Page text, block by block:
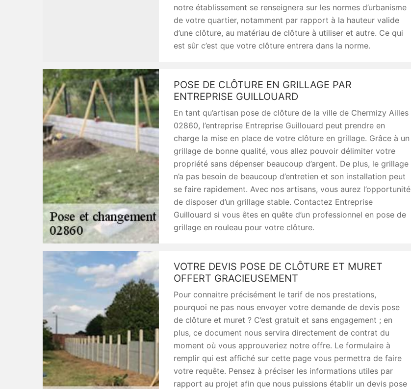
notre établissement se renseignera sur les normes d’urbanisme
de votre quartier, notamment par rapport à la hauteur valide
d’une clôture, au matériau de clôture à utiliser et autre. Ce qui
est sûr c’est que votre clôture entrera dans la norme.
POSE DE CLÔTURE EN GRILLAGE PAR
ENTREPRISE GUILLOUARD
En tant qu’artisan pose de clôture de la ville de Chermizy Ailles
02860, l’entreprise Entreprise Guillouard peut prendre en
charge la mise en place de votre clôture en grillage. Grâce à un
grillage de bonne qualité, vous allez pouvoir délimiter votre
propriété sans dépenser beaucoup d’argent. De plus, le grillage
n’a pas besoin de beaucoup d’entretien et son installation peut
se faire rapidement. Avec nos artisans, vous aurez l’opportunité
de disposer d’un grillage stable. Contactez Entreprise
Guillouard si vous êtes en quête d’un professionnel en pose de
grillage en rouleau pour votre clôture.
VOTRE DEVIS POSE DE CLÔTURE ET MURET
OFFERT GRACIEUSEMENT
Pour connaitre précisément le tarif de nos prestations,
pourquoi ne pas nous envoyer votre demande de devis pose
de clôture et muret ? C’est gratuit et sans engagement ; en
plus, ce document nous servira directement de contrat du
moment où vous approuveriez notre offre. Le formulaire à
remplir qui est affiché sur cette page vous permettra de faire
votre requête. Pensez à préciser les informations utiles par
rapport au projet afin que nous puissions établir un devis pose